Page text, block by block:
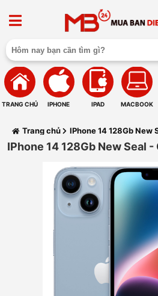
TRANG CHỦ IPHONE IPAD MACBOOK
Trang chủ IPhone 14 128Gb New
IPhone 14 128Gb New Seal